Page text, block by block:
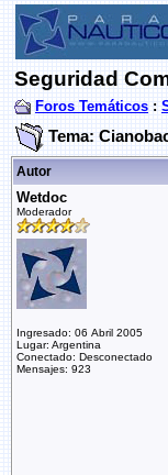
Seguridad
Foros Temáticos :
Tema:
Autor
Wetdoc
Moderador
Ingresado: 06 Abril 2005
Lugar: Argentina
Conectado: Desconectado
Mensajes: 923